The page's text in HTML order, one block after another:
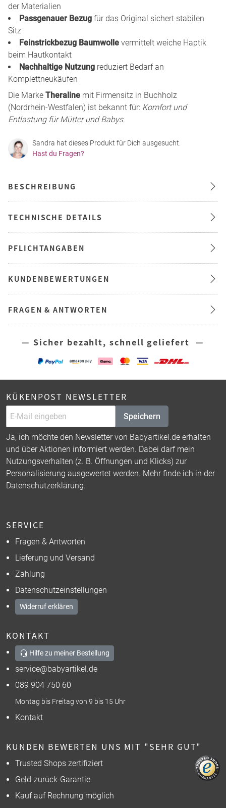
der Materialien
Passgenauer Bezug für das Original sichert stabilen
Sitz
Feinstrickbezug Baumwolle vermittelt weiche Haptik
beim Hautkontakt
Nachhaltige Nutzung reduziert Bedarf an
Komplettneukäufen
Die Marke Theraline mit Firmensitz in Buchholz
(Nordrhein-Westfalen) ist bekannt für: Komfort und
Entlastung für Mütter und Babys.
Sandra hat dieses Produkt für Dich ausgesucht.
Hast du Fragen?
BESCHREIBUNG
TECHNISCHE DETAILS
PFLICHTANGABEN
KUNDENBEWERTUNGEN
FRAGEN & ANTWORTEN
— Sicher bezahlt, schnell geliefert —
KÜKENPOST NEWSLETTER
Speichern
Ja, ich möchte den Newsletter von Babyartikel.de erhalten
und über Aktionen informiert werden. Dabei darf mein
Nutzungsverhalten (z. B. Öffnungen und Klicks) zur
Personalisierung ausgewertet werden. Mehr finde ich in der
Datenschutzerklärung.
SERVICE
Fragen & Antworten
Lieferung und Versand
Zahlung
Datenschutzeinstellungen
Widerruf erklären
KONTAKT
Hilfe zu meiner Bestellung
service@babyartikel.de
089 904 750 60
Montag bis Freitag von 9 bis 15 Uhr
Kontakt
KUNDEN BEWERTEN UNS MIT "SEHR GUT"
Trusted Shops zertifiziert
Geld-zurück-Garantie
Kauf auf Rechnung möglich